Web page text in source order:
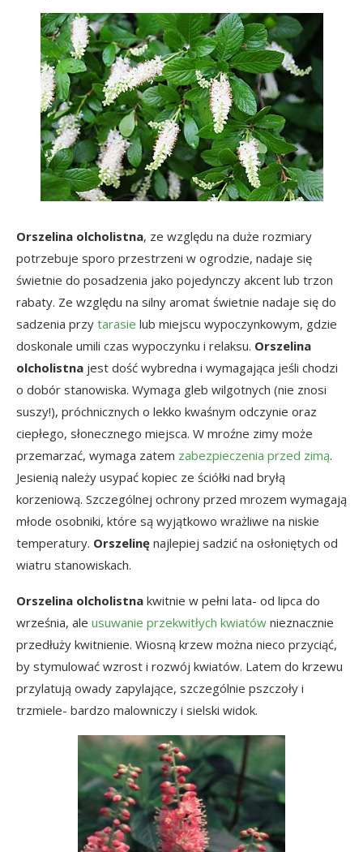
Orszelina olcholistna, ze względu na duże rozmiary
potrzebuje sporo przestrzeni w ogrodzie, nadaje się
świetnie do posadzenia jako pojedynczy akcent lub trzon
rabaty. Ze względu na silny aromat świetnie nadaje się do
sadzenia przy tarasie lub miejscu wypoczynkowym, gdzie
doskonale umili czas wypoczynku i relaksu. Orszelina
olcholistna jest dość wybredna i wymagająca jeśli chodzi
o dobór stanowiska. Wymaga gleb wilgotnych (nie znosi
suszy!), próchnicznych o lekko kwaśnym odczynie oraz
ciepłego, słonecznego miejsca. W mroźne zimy może
przemarzać, wymaga zatem zabezpieczenia przed zimą.
Jesienią należy usypać kopiec ze ściółki nad bryłą
korzeniową. Szczególnej ochrony przed mrozem wymagają
młode osobniki, które są wyjątkowo wrażliwe na niskie
temperatury. Orszelinę najlepiej sadzić na osłoniętych od
wiatru stanowiskach.
Orszelina olcholistna kwitnie w pełni lata- od lipca do
września, ale usuwanie przekwitłych kwiatów nieznacznie
przedłuży kwitnienie. Wiosną krzew można nieco przyciąć,
by stymulować wzrost i rozwój kwiatów. Latem do krzewu
przylatują owady zapylające, szczególnie pszczoły i
trzmiele- bardzo malowniczy i sielski widok.